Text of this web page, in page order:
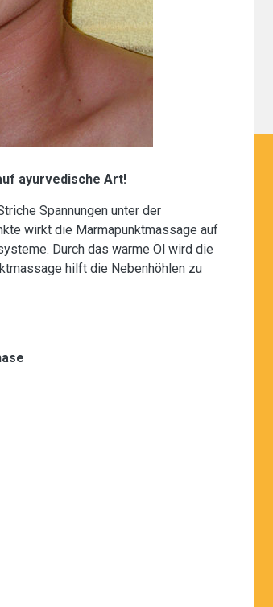
ayurvedische Art!
Spannungen unter der
wirkt die Marmapunktmassage auf
Durch das warme Öl wird die
hilft die Nebenhöhlen zu